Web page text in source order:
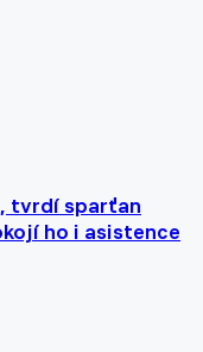
tvrdí sparťan
ho i asistence